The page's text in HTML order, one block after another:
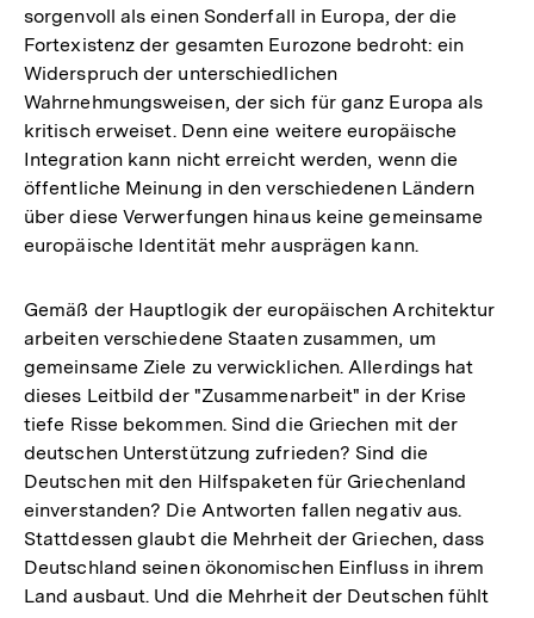
sorgenvoll als einen Sonderfall in Europa, der die
Fortexistenz der gesamten Eurozone bedroht: ein
Widerspruch der unterschiedlichen
Wahrnehmungsweisen, der sich für ganz Europa als
kritisch erweiset. Denn eine weitere europäische
Integration kann nicht erreicht werden, wenn die
öffentliche Meinung in den verschiedenen Ländern
über diese Verwerfungen hinaus keine gemeinsame
europäische Identität mehr ausprägen kann.
Gemäß der Hauptlogik der europäischen Architektur
arbeiten verschiedene Staaten zusammen, um
gemeinsame Ziele zu verwicklichen. Allerdings hat
dieses Leitbild der "Zusammenarbeit" in der Krise
tiefe Risse bekommen. Sind die Griechen mit der
deutschen Unterstützung zufrieden? Sind die
Deutschen mit den Hilfspaketen für Griechenland
einverstanden? Die Antworten fallen negativ aus.
Stattdessen glaubt die Mehrheit der Griechen, dass
Deutschland seinen ökonomischen Einfluss in ihrem
Land ausbaut. Und die Mehrheit der Deutschen fühlt